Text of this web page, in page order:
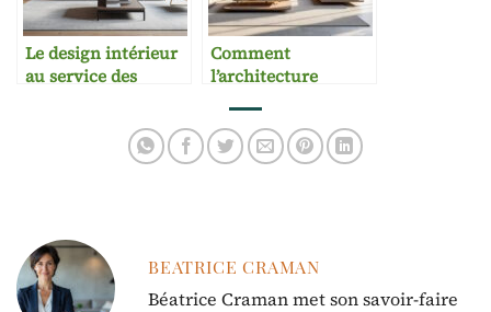
Le design intérieur
au service des
Comment
l’architecture
BEATRICE CRAMAN
Béatrice Craman met son savoir-faire